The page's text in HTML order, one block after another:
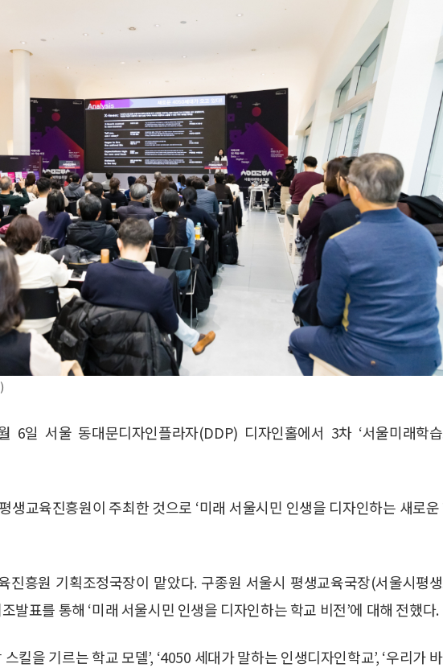
6일 서울 동대문디자인플라자(DDP) 디자인홀에서 3차 ‘서울미래학
생교육진흥원이 주최한 것으로 ‘미래 서울시민 인생을 디자인하는 새로운
진흥원 기획조정국장이 맡았다. 구종원 서울시 평생교육국장(서울시평
발표를 통해 ‘미래 서울시민 인생을 디자인하는 학교 비전’에 대해 전했다.
킬을 기르는 학교 모델’, ‘4050 세대가 말하는 인생디자인학교’, ‘우리가